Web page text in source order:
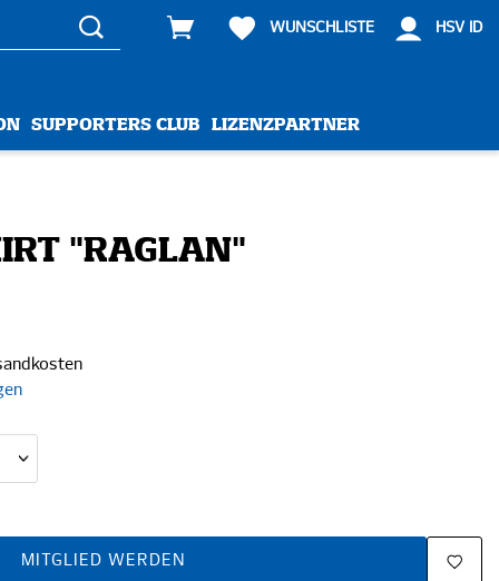
WUNSCHLISTE HSV ID
SUPPORTERS CLUB LIZENZPARTNER
"RAGLAN"
MITGLIED WERDEN